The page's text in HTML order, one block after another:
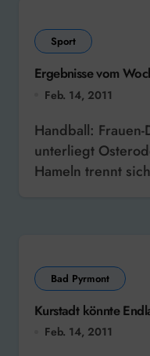
Sport
Ergebnisse vom
Feb. 14, 2011
Handball: Frauen-Drittligist MTV Rohrsen
unterliegt
Hameln trennt
Bad Pyrmont
Kurstadt könnte
Feb. 14, 2011